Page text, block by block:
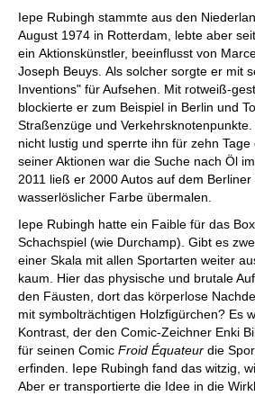
Iepe Rubingh stammte aus den
August 1974 in Rotterdam, lebte aber
ein Aktionskünstler, beeinflusst von
Joseph Beuys. Als solcher sorgte er mit
Inventions" für Aufsehen. Mit rotweiß-
blockierte er zum Beispiel in Berlin und
Straßenzüge und
nicht lustig und sperrte ihn für zehn
seiner Aktionen war die Suche nach Öl
2011 ließ er 2000 Autos auf dem
wasserlöslicher Farbe übermalen.
Iepe Rubingh hatte ein Faible für das
Schachspiel (wie Durchamp). Gibt es
einer Skala mit allen Sportarten weiter
kaum. Hier das physische und brutale
den Fäusten, dort das körperlose
mit symbolträchtigen Holzfigürchen? Es
Kontrast, der den Comic-Zeichner Enki
für seinen Comic Froid Équateur die
erfinden. Iepe Rubingh fand das witzig,
Aber er transportierte die Idee in die